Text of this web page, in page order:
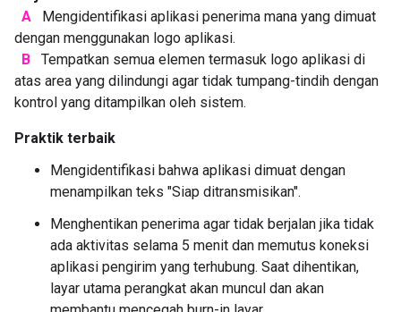
A
Mengidentifikasi aplikasi penerima mana yang dimuat
dengan menggunakan logo aplikasi.
B
Tempatkan semua elemen termasuk logo aplikasi di
atas area yang dilindungi agar tidak tumpang-tindih dengan
kontrol yang ditampilkan oleh sistem.
Praktik terbaik
Mengidentifikasi bahwa aplikasi dimuat dengan
menampilkan teks "Siap ditransmisikan".
Menghentikan penerima agar tidak berjalan jika tidak
ada aktivitas selama 5 menit dan memutus koneksi
aplikasi pengirim yang terhubung. Saat dihentikan,
layar utama perangkat akan muncul dan akan